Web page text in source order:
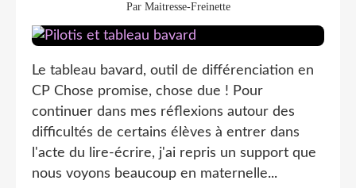
Par Maitresse-Freinette
Le tableau bavard, outil de différenciation en
CP Chose promise, chose due ! Pour
continuer dans mes réflexions autour des
difficultés de certains élèves à entrer dans
l'acte du lire-écrire, j'ai repris un support que
nous voyons beaucoup en maternelle...